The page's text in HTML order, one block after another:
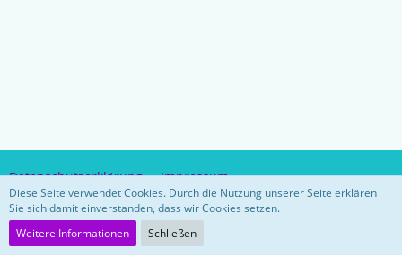
Datenschutzerklärung Impressum
Community-Software:
Diese Seite verwendet Cookies. Durch die Nutzung unserer Seite erklären
Sie sich damit einverstanden, dass wir Cookies setzen.
Weitere Informationen
Schließen